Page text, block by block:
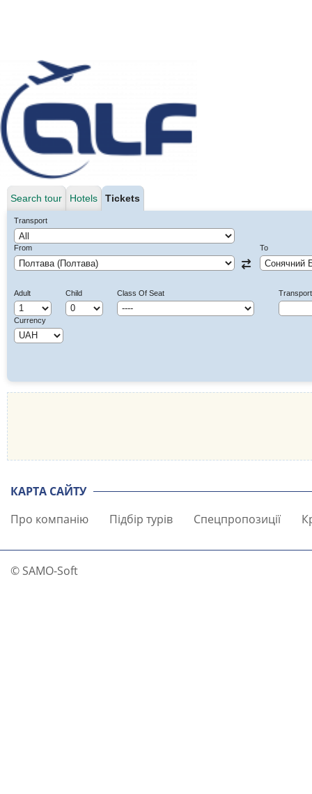
Search tour Hotels Tickets
Transport
From To
Adult Child Class Of Seat
Currency
КАРТА САЙТУ
Про компанію
Підбір турів Спецпропозиції
© SAMO-Soft